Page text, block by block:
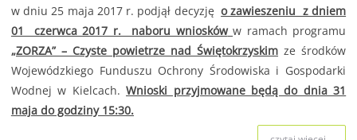
w dniu 25 maja 2017 r. podjął decyzjęo zawieszeniu z dniem
01 czerwca 2017 r. naboru wniosków w ramach programu
„ZORZA” – Czyste powietrze nad Świętokrzyskim ze środków
Wojewódzkiego Funduszu Ochrony Środowiska i Gospodarki
Wodnej w Kielcach.Wnioski przyjmowane będą do dnia 31
maja do godziny 15:30.